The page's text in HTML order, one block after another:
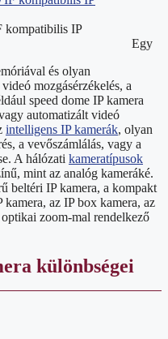
kompatibilis IP
Egy
és olyan
mozgásérzékelés, a
speed dome IP kamera
automatizált videó
intelligens IP kamerák, olyan
a vevőszámlálás, vagy a
A hálózati kameratípusok
mint az analóg kameráké.
beltéri IP kamera, a kompakt
az IP box kamera, az
optikai zoom-mal rendelkező
különbségei